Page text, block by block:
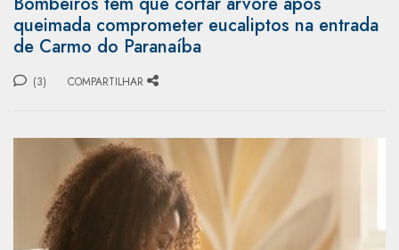
queimada comprometer eucaliptos na entrada
de Carmo do Paranaíba
(3) COMPARTILHAR